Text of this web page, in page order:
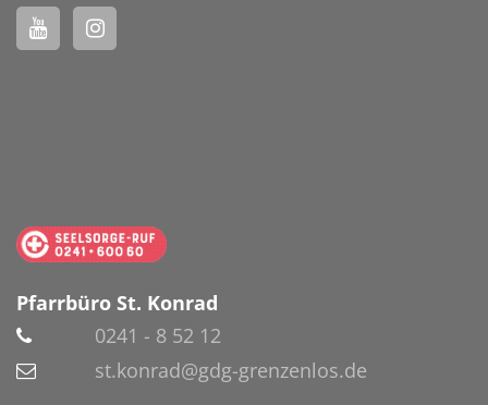
Pfarrbüro St. Konrad
0241 - 8 52 12
st.konrad@gdg-grenzenlos.de